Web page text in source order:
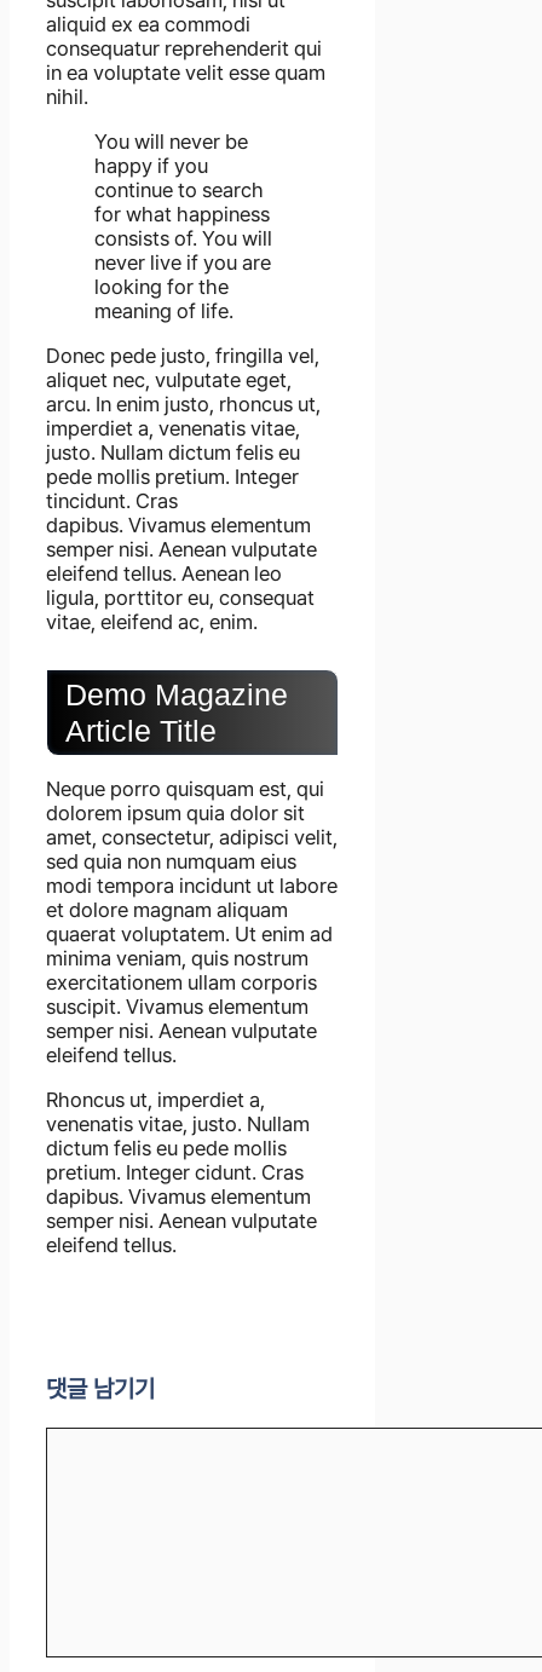
aliquid ex ea commodi
consequatur reprehenderit qui
in ea voluptate velit esse quam
nihil.
You will never be
happy if you
continue to search
for what happiness
consists of. You will
never live if you are
looking for the
meaning of life.
Donec pede justo, fringilla vel,
aliquet nec, vulputate eget,
arcu. In enim justo, rhoncus ut,
imperdiet a, venenatis vitae,
justo. Nullam dictum felis eu
pede mollis pretium. Integer
tincidunt. Cras
dapibus. Vivamus elementum
semper nisi. Aenean vulputate
eleifend tellus. Aenean leo
ligula, porttitor eu, consequat
vitae, eleifend ac, enim.
Demo Magazine
Article Title
Neque porro quisquam est, qui
dolorem ipsum quia dolor sit
amet, consectetur, adipisci velit,
sed quia non numquam eius
modi tempora incidunt ut labore
et dolore magnam aliquam
quaerat voluptatem. Ut enim ad
minima veniam, quis nostrum
exercitationem ullam corporis
suscipit. Vivamus elementum
semper nisi. Aenean vulputate
eleifend tellus.
Rhoncus ut, imperdiet a,
venenatis vitae, justo. Nullam
dictum felis eu pede mollis
pretium. Integer cidunt. Cras
dapibus. Vivamus elementum
semper nisi. Aenean vulputate
eleifend tellus.
댓글 남기기